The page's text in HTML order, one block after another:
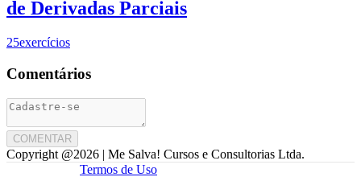
de Derivadas Parciais
25exercícios
Comentários
COMENTAR
Copyright @2026 | Me Salva! Cursos e Consultorias Ltda.
Termos de Uso